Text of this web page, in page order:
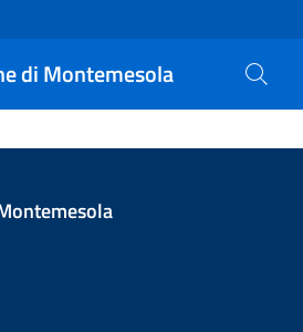
di Montemesola